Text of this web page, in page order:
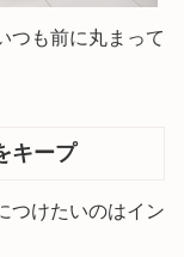
つも前に丸まって
キープ
つけたいのはイン